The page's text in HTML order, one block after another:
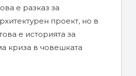
е разказ за
проект, но в
е историята за
криза в човешката